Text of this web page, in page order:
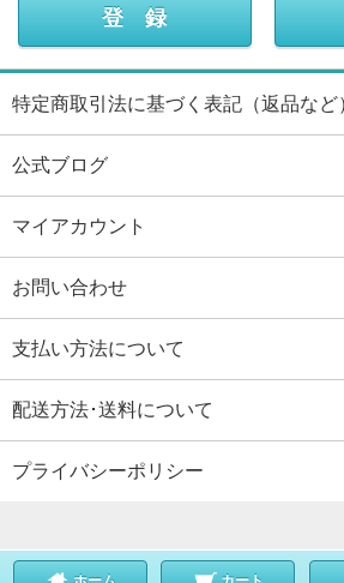
特定商取引法に基づく表記（返品など
公式ブログ
マイアカウント
お問い合わせ
支払い方法について
配送方法･送料について
プライバシーポリシー